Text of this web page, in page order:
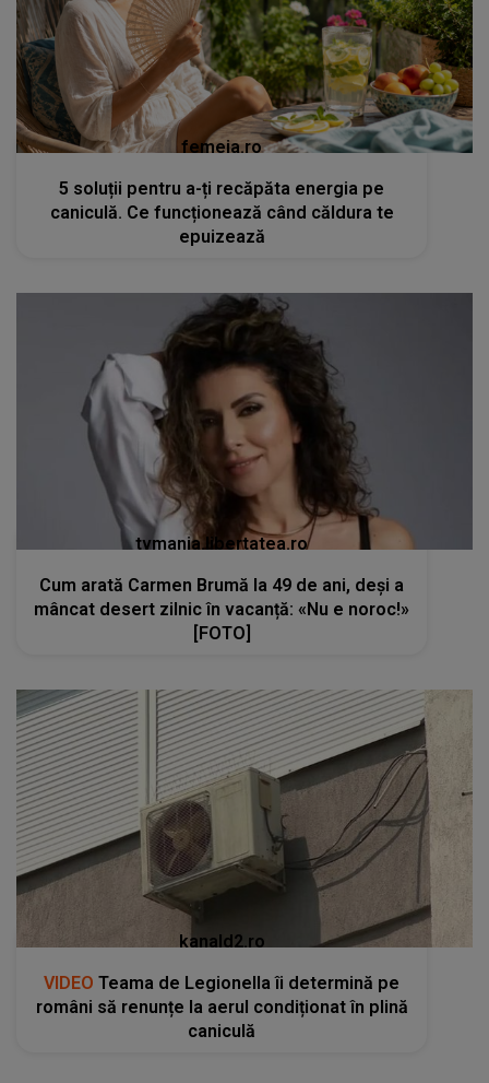
femeia.ro
5 soluții pentru a-ți recăpăta energia pe
caniculă. Ce funcționează când căldura te
epuizează
tvmania.libertatea.ro
Cum arată Carmen Brumă la 49 de ani, deși a
mâncat desert zilnic în vacanță: «Nu e noroc!»
[FOTO]
kanald2.ro
VIDEO Teama de Legionella îi determină pe
români să renunțe la aerul condiționat în plină
caniculă